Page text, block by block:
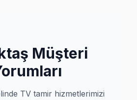
İyi Servis Seçeneği
sunduğu hizmetlerle
Müşteri
TV tamir hizmetlerimizi